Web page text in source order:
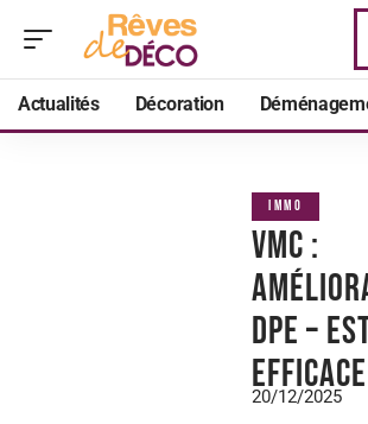
Actualités Décoration
IMMO
VMC :
DPE –
20/12/2025